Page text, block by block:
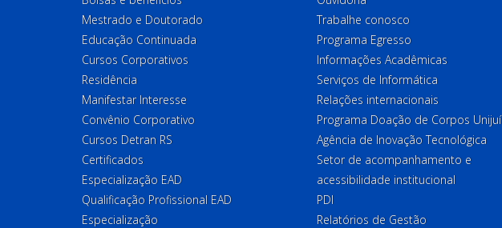
Mestrado e Doutorado
Educação Continuada
Cursos Corporativos
Residência
Manifestar Interesse
Convênio Corporativo
Cursos Detran RS
Certificados
Especialização EAD
Qualificação Profissional EAD
Especialização
Trabalhe conosco
Programa Egresso
Informações Acadêmicas
Serviços de Informática
Relações internacionais
Programa Doação de Corpos Unijuí
Agência de Inovação Tecnológica
Setor de acompanhamento e
acessibilidade institucional
PDI
Relatórios de Gestão